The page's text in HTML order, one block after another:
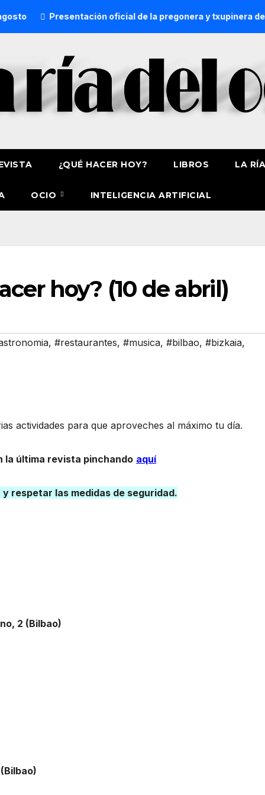
Presentación oficial de la pregonera y txupinera de Aste
¿QUÉ HACER HOY? LIBROS LA
OCIO INTELIGENCIA ARTIFICIAL
hoy? (10 de abril)
, #restaurantes, #musica, #bilbao, #bizkaia,
actividades para que aproveches al máximo tu día.
la última revista pinchando aquí
respetar las medidas de seguridad.
2 (Bilbao)